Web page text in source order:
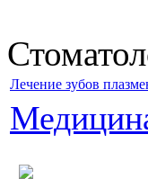
Лечение зубов